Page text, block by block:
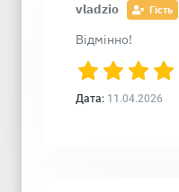
vladzio Гість
Відмінно!
Дата: 11.04.2026